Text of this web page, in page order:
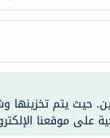
حيث يتم
على موقعنا